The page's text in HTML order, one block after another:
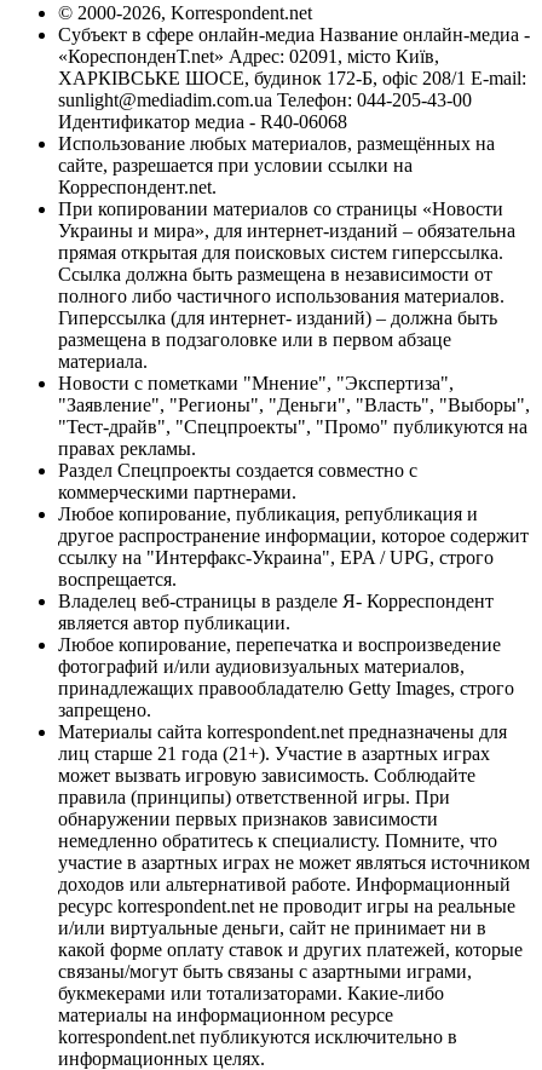
© 2000-2026, Korrespondent.net
Субъект в сфере онлайн-медиа Название онлайн-медиа -
«КореспонденТ.net» Адрес: 02091, місто Київ,
ХАРКІВСЬКЕ ШОСЕ, будинок 172-Б, офіс 208/1 E-mail:
sunlight@mediadim.com.ua Телефон: 044-205-43-00
Идентификатор медиа - R40-06068
Использование любых материалов, размещённых на
сайте, разрешается при условии ссылки на
Корреспондент.net.
При копировании материалов со страницы «Новости
Украины и мира», для интернет-изданий – обязательна
прямая открытая для поисковых систем гиперссылка.
Ссылка должна быть размещена в независимости от
полного либо частичного использования материалов.
Гиперссылка (для интернет- изданий) – должна быть
размещена в подзаголовке или в первом абзаце
материала.
Новости с пометками "Мнение", "Экспертиза",
"Заявление", "Регионы", "Деньги", "Власть", "Выборы",
"Тест-драйв", "Спецпроекты", "Промо" публикуются на
правах рекламы.
Раздел Спецпроекты создается совместно с
коммерческими партнерами.
Любое копирование, публикация, републикация и
другое распространение информации, которое содержит
ссылку на "Интерфакс-Украина", EPA / UPG, строго
воспрещается.
Владелец веб-страницы в разделе Я- Корреспондент
является автор публикации.
Любое копирование, перепечатка и воспроизведение
фотографий и/или аудиовизуальных материалов,
принадлежащих правообладателю Getty Images, строго
запрещено.
Материалы сайта korrespondent.net предназначены для
лиц старше 21 года (21+). Участие в азартных играх
может вызвать игровую зависимость. Соблюдайте
правила (принципы) ответственной игры. При
обнаружении первых признаков зависимости
немедленно обратитесь к специалисту. Помните, что
участие в азартных играх не может являться источником
доходов или альтернативой работе. Информационный
ресурс korrespondent.net не проводит игры на реальные
и/или виртуальные деньги, сайт не принимает ни в
какой форме оплату ставок и других платежей, которые
связаны/могут быть связаны с азартными играми,
букмекерами или тотализаторами. Какие-либо
материалы на информационном ресурсе
korrespondent.net публикуются исключительно в
информационных целях.